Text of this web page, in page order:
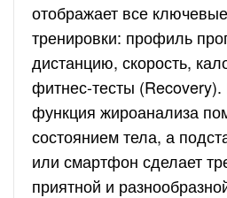
отображает все
тренировки: профиль
дистанцию, скорость,
фитнес-тесты (Recovery).
функция жироанализа
состоянием тела, а
или смартфон сделает
приятной и